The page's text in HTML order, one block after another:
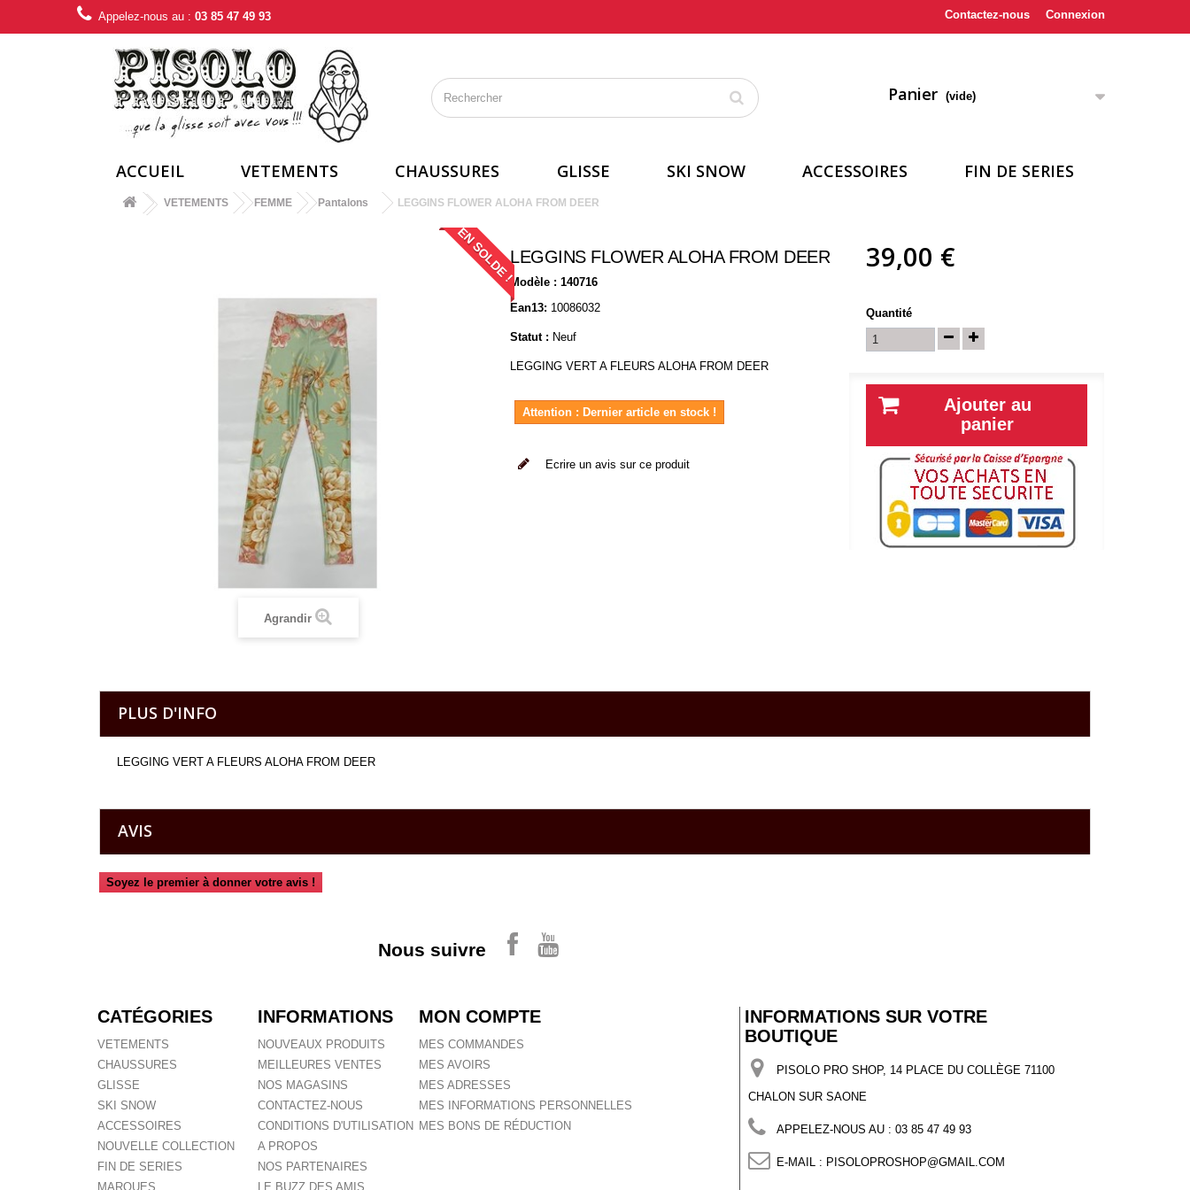
Connexion
Contactez-nous
Appelez-nous au : 03 85 47 49 93
Panier (vide)
ACCUEIL VETEMENTS CHAUSSURES GLISSE SKI SNOW ACCESSOIRES FIN DE SERIES
VETEMENTS FEMME Pantalons LEGGINS FLOWER ALOHA FROM DEER
EN SOLDE !
Agrandir
LEGGINS FLOWER ALOHA FROM DEER
Modèle : 140716
Ean13: 10086032
Statut : Neuf
LEGGING VERT A FLEURS ALOHA FROM DEER
Attention : Dernier article en stock !
Ecrire un avis sur ce produit
39,00 €
Quantité
Ajouter au
panier
PLUS D'INFO
LEGGING VERT A FLEURS ALOHA FROM DEER
AVIS
Soyez le premier à donner votre avis !
Nous suivre
CATÉGORIES
VETEMENTS
CHAUSSURES
GLISSE
SKI SNOW
ACCESSOIRES
NOUVELLE COLLECTION
FIN DE SERIES
MARQUES
INFORMATIONS
NOUVEAUX PRODUITS
MEILLEURES VENTES
NOS MAGASINS
CONTACTEZ-NOUS
CONDITIONS D'UTILISATION
A PROPOS
NOS PARTENAIRES
LE BUZZ DES AMIS
MON COMPTE
MES COMMANDES
MES AVOIRS
MES ADRESSES
MES INFORMATIONS PERSONNELLES
MES BONS DE RÉDUCTION
INFORMATIONS SUR VOTRE
BOUTIQUE
PISOLO PRO SHOP, 14 PLACE DU COLLÈGE 71100
CHALON SUR SAONE
APPELEZ-NOUS AU :03 85 47 49 93
E-MAIL : PISOLOPROSHOP@GMAIL.COM